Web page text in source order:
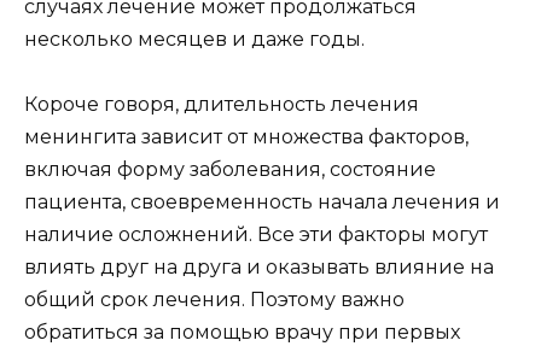
случаях лечение может продолжаться
несколько месяцев и даже годы.
Короче говоря, длительность лечения
менингита зависит от множества факторов,
включая форму заболевания, состояние
пациента, своевременность начала лечения и
наличие осложнений. Все эти факторы могут
влиять друг на друга и оказывать влияние на
общий срок лечения. Поэтому важно
обратиться за помощью врачу при первых